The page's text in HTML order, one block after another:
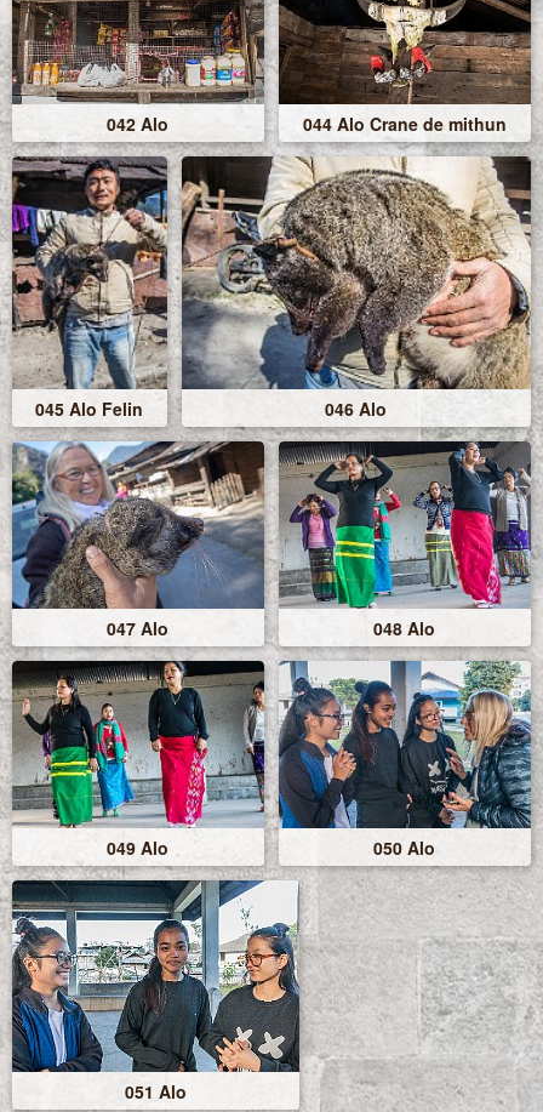
042 Alo 044 Alo Crane de mithun
045 Alo Felin 046 Alo
047 Alo 048 Alo
049 Alo 050 Alo
051 Alo